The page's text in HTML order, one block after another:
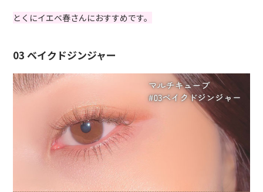
とくにイエベ春さんにおすすめです。
03 ベイクドジンジャー